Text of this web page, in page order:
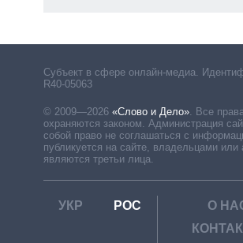
Субъект в сфере онлайн-медиа.
R40-05063
© 2009—2026 «Слово и Дело» Все
охраняются законом. Администрация
собой право не соглашаться с
публикуется на сайте, владельцами или
являются третьи лица.
УКР РОС
О